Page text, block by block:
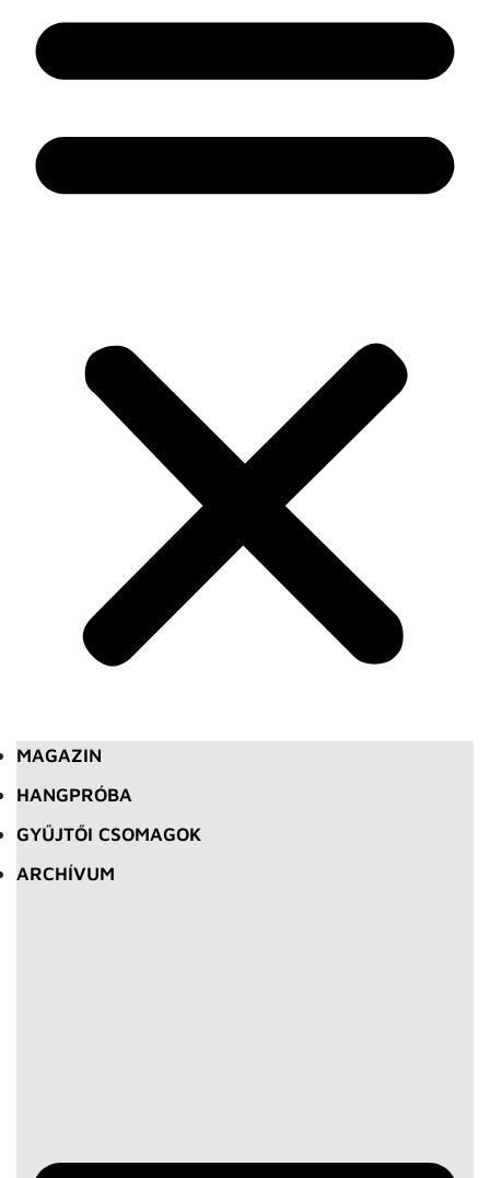
MAGAZIN
HANGPRÓBA
GYŰJTŐI CSOMAGOK
ARCHÍVUM